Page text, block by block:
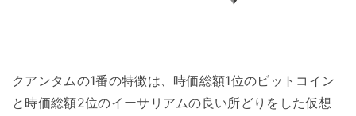
クアンタムの1番の特徴は、時価総額1位のビットコイン
と時価総額2位のイーサリアムの良い所どりをした仮想